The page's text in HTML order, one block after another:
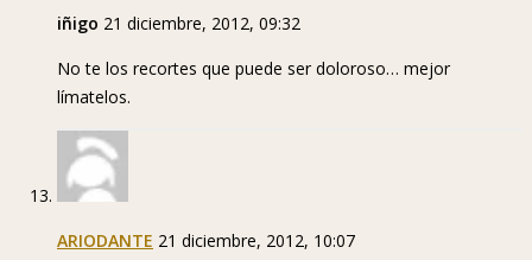
iñigo 21 diciembre, 2012, 09:32
No te los recortes que puede ser doloroso… mejor
límatelos.
ARIODANTE 21 diciembre, 2012, 10:07